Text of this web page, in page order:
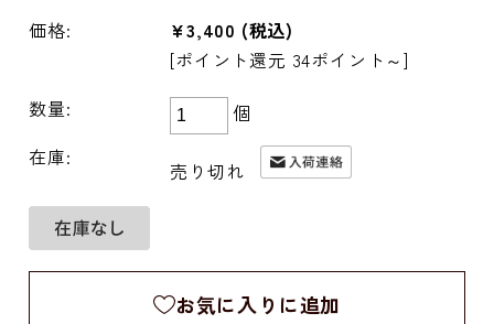
価格: ¥3,400 (税込)
[ポイント還元 34ポイント～]
数量:
個
在庫:
売り切れ
お気に入りに追加